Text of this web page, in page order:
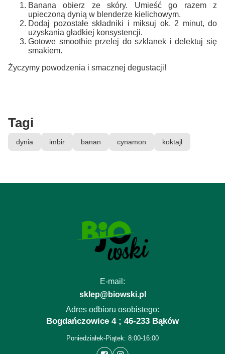
Banana obierz ze skóry. Umieść go razem z
upieczoną dynią w blenderze kielichowym.
Dodaj pozostałe składniki i miksuj ok. 2 minut, do
uzyskania gładkiej konsystencji.
Gotowe smoothie przelej do szklanek i delektuj się
smakiem.
Życzymy powodzenia i smacznej degustacji!
Tagi
dynia imbir banan cynamon koktajl
E-mail:
sklep@biowski.pl
Adres odbioru osobistego:
Bogdańczowice 4 ; 46-233 Bąków
Poniedziałek-Piątek: 8:00-16:00